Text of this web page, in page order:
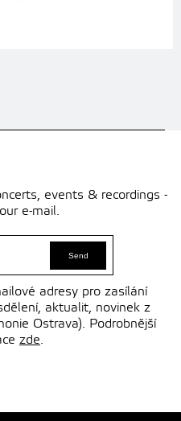
events & recordings -
e-mail.
adresy pro zasílání
aktualit, novinek z
Ostrava). Podrobnější
zde.